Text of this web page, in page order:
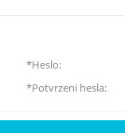
*Heslo:
*Potvrzeni hesla: